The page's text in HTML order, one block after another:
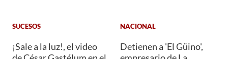
SUCESOS
¡Sale a la luz!, el video
NACIONAL
Detienen a 'El Güino',